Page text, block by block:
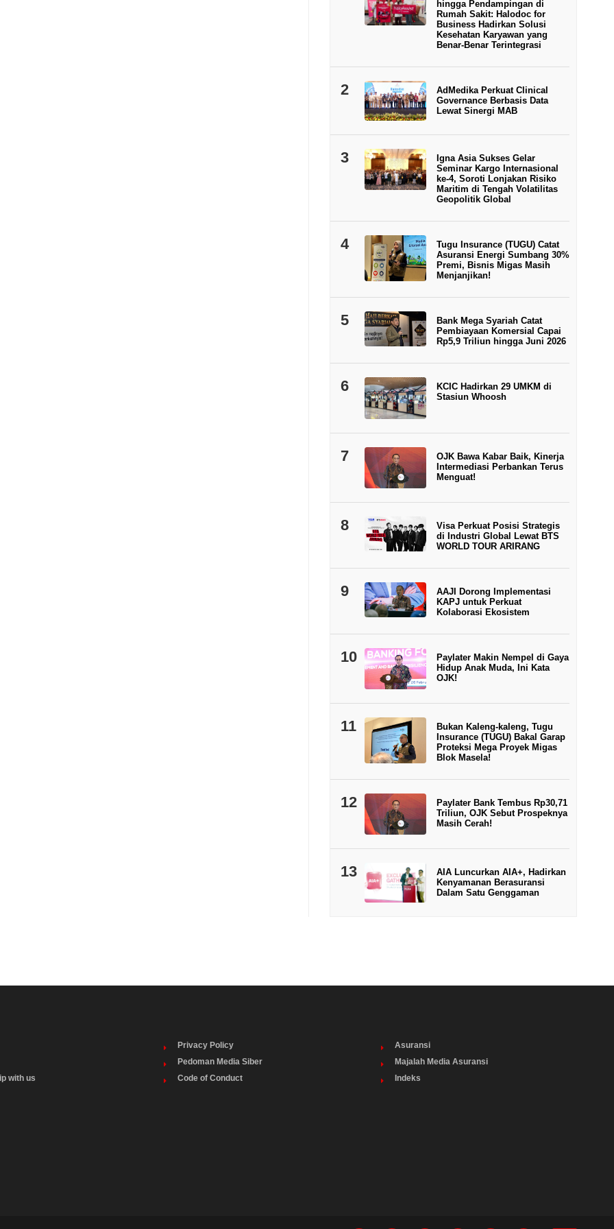
hingga Pendampingan di
Rumah Sakit: Halodoc for
Business Hadirkan Solusi
Kesehatan Karyawan yang
Benar-Benar Terintegrasi
2
AdMedika Perkuat Clinical
Governance Berbasis Data
Lewat Sinergi MAB
3
Igna Asia Sukses Gelar
Seminar Kargo Internasional
ke-4, Soroti Lonjakan Risiko
Maritim di Tengah Volatilitas
Geopolitik Global
4
Tugu Insurance (TUGU) Catat
Asuransi Energi Sumbang 30%
Premi, Bisnis Migas Masih
Menjanjikan!
5
Bank Mega Syariah Catat
Pembiayaan Komersial Capai
Rp5,9 Triliun hingga Juni 2026
6
KCIC Hadirkan 29 UMKM di
Stasiun Whoosh
7
OJK Bawa Kabar Baik, Kinerja
Intermediasi Perbankan Terus
Menguat!
8
Visa Perkuat Posisi Strategis
di Industri Global Lewat BTS
WORLD TOUR ARIRANG
9
AAJI Dorong Implementasi
KAPJ untuk Perkuat
Kolaborasi Ekosistem
10
Paylater Makin Nempel di Gaya
Hidup Anak Muda, Ini Kata
OJK!
11
Bukan Kaleng-kaleng, Tugu
Insurance (TUGU) Bakal Garap
Proteksi Mega Proyek Migas
Blok Masela!
12
Paylater Bank Tembus Rp30,71
Triliun, OJK Sebut Prospeknya
Masih Cerah!
13
AIA Luncurkan AIA+, Hadirkan
Kenyamanan Berasuransi
Dalam Satu Genggaman
with us
Privacy Policy
Pedoman Media Siber
Code of Conduct
Asuransi
Majalah Media Asuransi
Indeks